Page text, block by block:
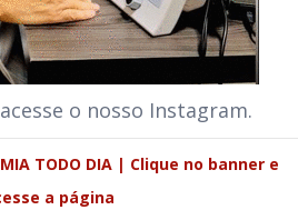
o nosso Instagram.
TODO DIA | Clique no banner e
a página